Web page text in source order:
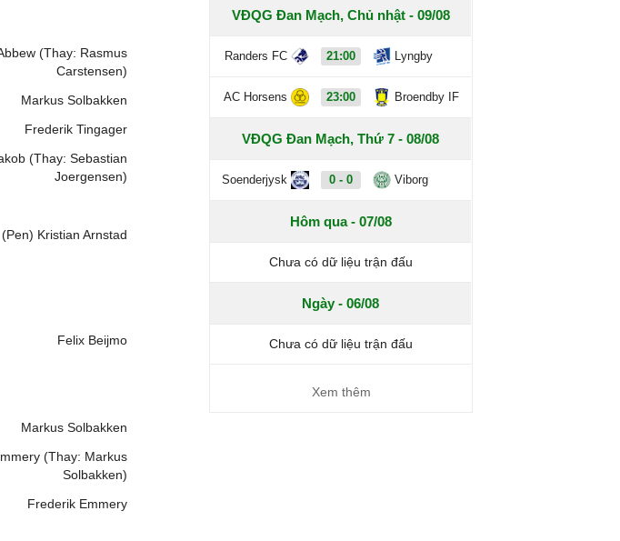
(Thay: Rasmus
Carstensen)
Markus Solbakken
Frederik Tingager
(Thay: Sebastian
Joergensen)
(Pen) Kristian Arnstad
Felix Beijmo
Markus Solbakken
(Thay: Markus
Solbakken)
Frederik Emmery
VĐQG Đan Mạch, Chủ nhật - 09/08
Randers FC 21:00 Lyngby
AC Horsens 23:00 Broendby IF
VĐQG Đan Mạch, Thứ 7 - 08/08
Soenderjysk 0 - 0 Viborg
Hôm qua - 07/08
Chưa có dữ liệu trận đấu
Ngày - 06/08
Chưa có dữ liệu trận đấu
Xem thêm